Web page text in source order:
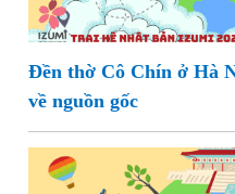
Đền thờ Cô Chín ở Hà
về nguồn gốc